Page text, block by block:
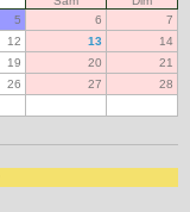
5 6
7
12 13
14
19 20
21
26 27
28